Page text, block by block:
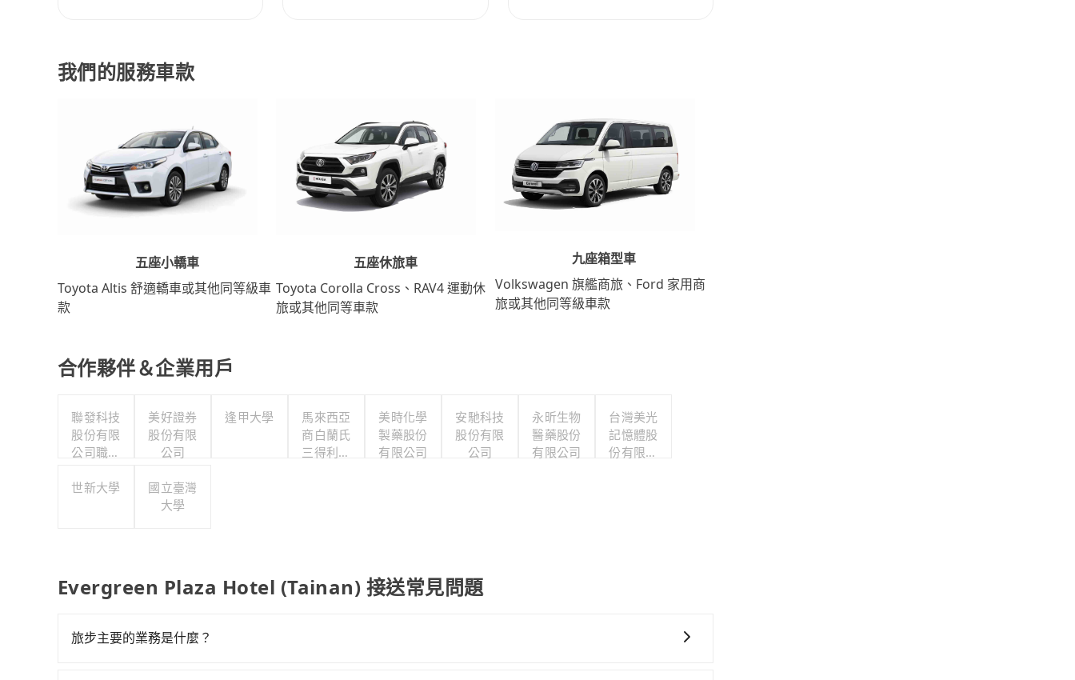
我們的服務車款
五座小轎車
Toyota Altis 舒適轎車或其他同等級車
款
五座休旅車
Toyota Corolla Cross、RAV4 運動休
旅或其他同等車款
九座箱型車
Volkswagen 旗艦商旅、Ford 家用商
旅或其他同等級車款
合作夥伴＆企業用戶
聯發科技
股份有限
公司職工
會
美好證券
股份有限
公司
逢甲大學
馬來西亞
商白蘭氏
三得利股
美時化學
製藥股份
有限公司
安馳科技
股份有限
公司
永昕生物
醫藥股份
有限公司
台灣美光
記憶體股
份有限公
世新大學
國立臺灣
大學
Evergreen Plaza Hotel (Tainan) 接送常見問題
旅步主要的業務是什麼？